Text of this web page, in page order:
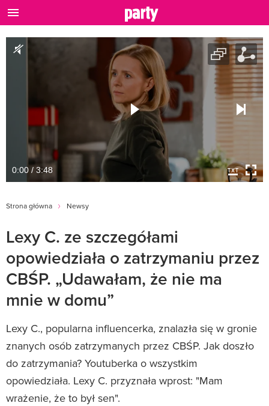
0:00 / 3:48
Strona główna Newsy
Lexy C. ze szczegółami
opowiedziała o zatrzymaniu przez
CBŚP. „Udawałam, że nie ma
mnie w domu”
Lexy C., popularna influencerka, znalazła się w gronie
znanych osób zatrzymanych przez CBŚP. Jak doszło
do zatrzymania? Youtuberka o wszystkim
opowiedziała. Lexy C. przyznała wprost: "Mam
wrażenie, że to był sen".